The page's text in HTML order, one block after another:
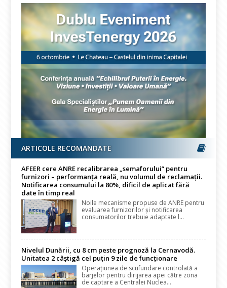
ARTICOLE RECOMANDATE
AFEER cere ANRE recalibrarea „semaforului” pentru
furnizori – performanța reală, nu volumul de reclamații.
Notificarea consumului la 80%, dificil de aplicat fără
date în timp real
Noile mecanisme propuse de ANRE pentru
evaluarea furnizorilor și notificarea
consumatorilor trebuie adaptate l...
Nivelul Dunării, cu 8 cm peste prognoză la Cernavodă.
Unitatea 2 câștigă cel puțin 9 zile de funcționare
Operațiunea de scufundare controlată a
barjelor pentru dirijarea apei către zona
de captare a Centralei Nuclea...